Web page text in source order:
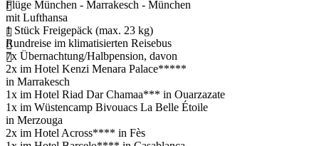
Flüge München - Marrakesch - München
mit Lufthansa
1 Stück Freigepäck (max. 23 kg)
Rundreise im klimatisierten Reisebus
7x Übernachtung/Halbpension, davon
2x im Hotel Kenzi Menara Palace*****
in Marrakesch
1x im Hotel Riad Dar Chamaa*** in Ouarzazate
1x im Wüstencamp Bivouacs La Belle Étoile
in Merzouga
2x im Hotel Across**** in Fès